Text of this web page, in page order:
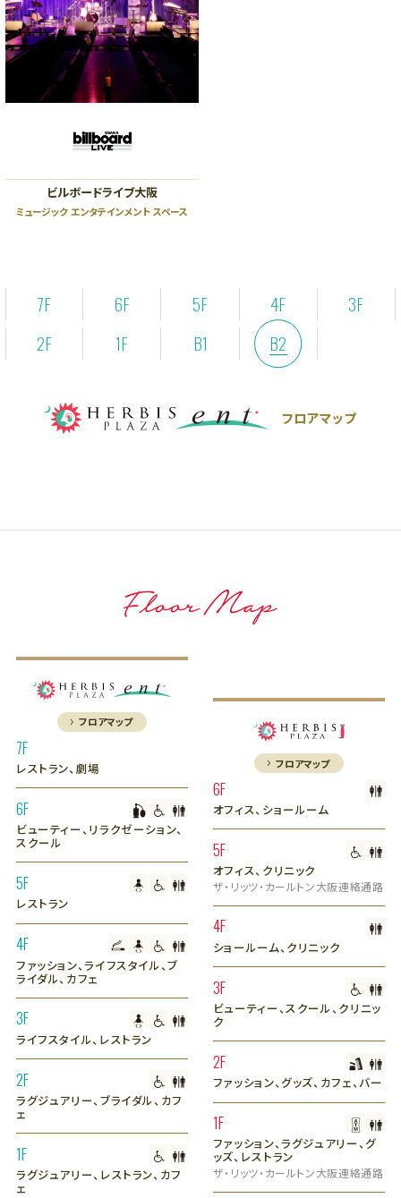
ビルボードライブ大阪
ミュージック エンタテインメント スペース
7F 6F 5F 4F
3F
2F
1F B1 B2
フロアマップ
フロアマップ
7F
レストラン、劇場
6F
ビューティー、リラクゼーション、
スクール
5F
レストラン
4F
ファッション、ライフスタイル、ブ
ライダル、カフェ
3F
ライフスタイル、レストラン
2F
ラグジュアリー、ブライダル、カフ
ェ
1F
ラグジュアリー、レストラン、カフ
ェ
フロアマップ
6F
オフィス、ショールーム
5F
オフィス、クリニック
ザ・リッツ・カールトン大阪連絡通路
4F
ショールーム、クリニック
3F
ビューティー、スクール、クリニッ
ク
2F
ファッション、グッズ、カフェ、バー
1F
ファッション、ラグジュアリー、グ
ッズ、レストラン
ザ・リッツ・カールトン大阪連絡通路